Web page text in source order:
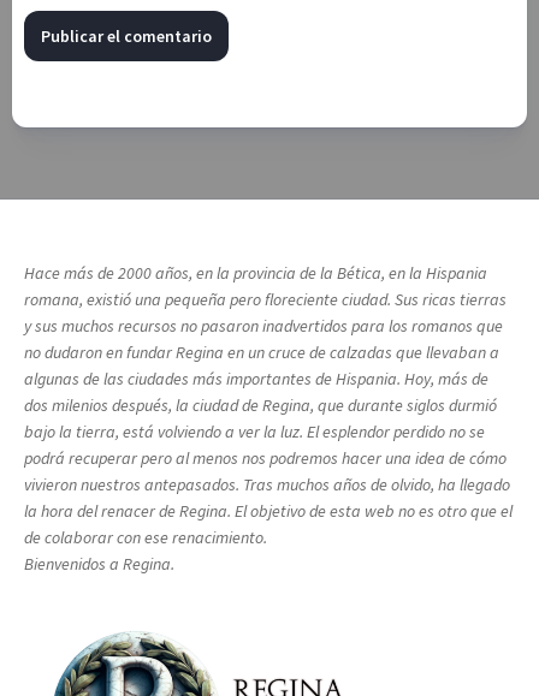
Hace más de 2000 años, en la provincia de la Bética, en la Hispania
romana, existió una pequeña pero floreciente ciudad. Sus ricas tierras
y sus muchos recursos no pasaron inadvertidos para los romanos que
no dudaron en fundar Regina en un cruce de calzadas que llevaban a
algunas de las ciudades más importantes de Hispania. Hoy, más de
dos milenios después, la ciudad de Regina, que durante siglos durmió
bajo la tierra, está volviendo a ver la luz. El esplendor perdido no se
podrá recuperar pero al menos nos podremos hacer una idea de cómo
vivieron nuestros antepasados. Tras muchos años de olvido, ha llegado
la hora del renacer de Regina. El objetivo de esta web no es otro que el
de colaborar con ese renacimiento.
Bienvenidos a Regina.